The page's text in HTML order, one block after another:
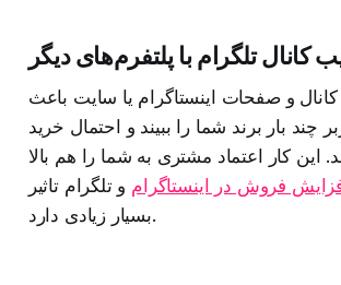
کانال تلگرام با پلتفرم‌های دیگر
و صفحات اینستاگرام یا سایت باعث
چند بار برند شما را ببیند و احتمال خرید
این کار اعتماد مشتری به شما را هم بالا
فروش در اینستاگرام و تلگرام تاثیر
بسیار زیادی دارد.